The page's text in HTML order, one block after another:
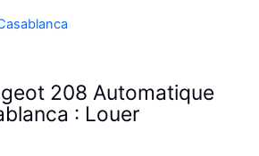
208 Automatique
: Louer